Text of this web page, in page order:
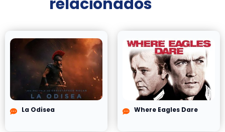
La Odisea Where Eagles Dare